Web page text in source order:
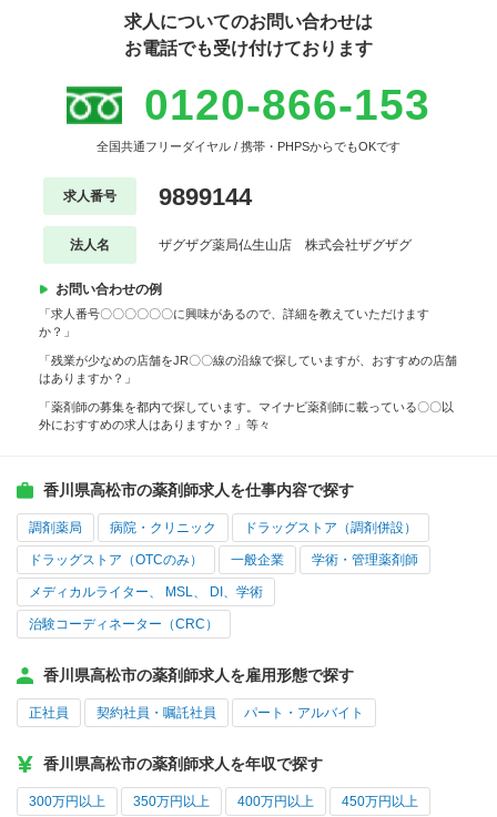
求人についてのお問い合わせは
お電話でも受け付けております
0120-866-153
全国共通フリーダイヤル / 携帯・PHPSからでもOKです
求人番号 9899144
法人名 ザグザグ薬局仏生山店 株式会社ザグザグ
お問い合わせの例
「求人番号〇〇〇〇〇〇に興味があるので、詳細を教えていただけます
か？」
「残業が少なめの店舗をJR〇〇線の沿線で探していますが、おすすめの店舗
はありますか？」
「薬剤師の募集を都内で探しています。マイナビ薬剤師に載っている〇〇以
外におすすめの求人はありますか？」等々
香川県高松市の薬剤師求人を仕事内容で探す
調剤薬局 病院・クリニック ドラッグストア（調剤併設）
ドラッグストア（OTCのみ） 一般企業 学術・管理薬剤師
メディカルライター、 MSL、 DI、学術
治験コーディネーター（CRC）
香川県高松市の薬剤師求人を雇用形態で探す
正社員 契約社員・嘱託社員 パート・アルバイト
香川県高松市の薬剤師求人を年収で探す
300万円以上 350万円以上 400万円以上 450万円以上